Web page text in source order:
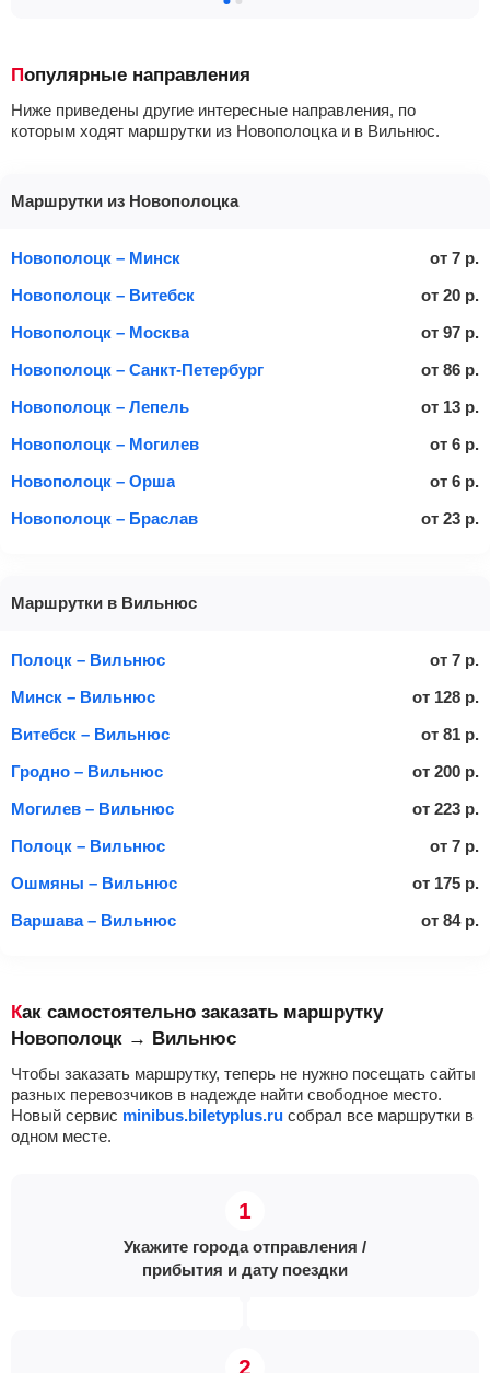
Популярные направления
Ниже приведены другие интересные направления, по
которым ходят маршрутки из Новополоцка и в Вильнюс.
Маршрутки из Новополоцка
Новополоцк – Минск от 7 р.
Новополоцк – Витебск
от 20 р.
Новополоцк – Москва
от 97 р.
Новополоцк – Санкт-Петербург
от 86 р.
Новополоцк – Лепель
от 13 р.
Новополоцк – Могилев
от 6 р.
Новополоцк – Орша
от 6 р.
Новополоцк – Браслав
от 23 р.
Маршрутки в Вильнюс
Полоцк – Вильнюс от 7 р.
Минск – Вильнюс
от 128 р.
Витебск – Вильнюс
от 81 р.
Гродно – Вильнюс
от 200 р.
Могилев – Вильнюс
от 223 р.
Полоцк – Вильнюс
от 7 р.
Ошмяны – Вильнюс
от 175 р.
Варшава – Вильнюс
от 84 р.
Как самостоятельно заказать маршрутку
Новополоцк → Вильнюс
Чтобы заказать маршрутку, теперь не нужно посещать сайты
разных перевозчиков в надежде найти свободное место.
Новый сервис minibus.biletyplus.ru собрал все маршрутки в
одном месте.
Укажите города отправления /
прибытия и дату поездки